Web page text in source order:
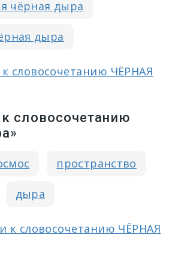
чёрная дыра
дыра
словосочетанию ЧЁРНАЯ
словосочетанию
пространство
дыра
к словосочетанию ЧЁРНАЯ